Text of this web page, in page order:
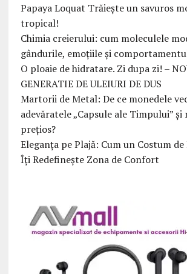
Papaya Loquat Trăiește un savuros
tropical!
Chimia creierului: cum moleculele
gândurile, emoțiile și
O ploaie de hidratare. Zi dupa zi! –
GENERATIE DE ULEIURI DE DUS
Martorii de Metal: De ce monedele
adevăratele „Capsule ale Timpului”
prețios?
Eleganța pe Plajă: Cum un Costum
Îți Redefinește Zona de Confort